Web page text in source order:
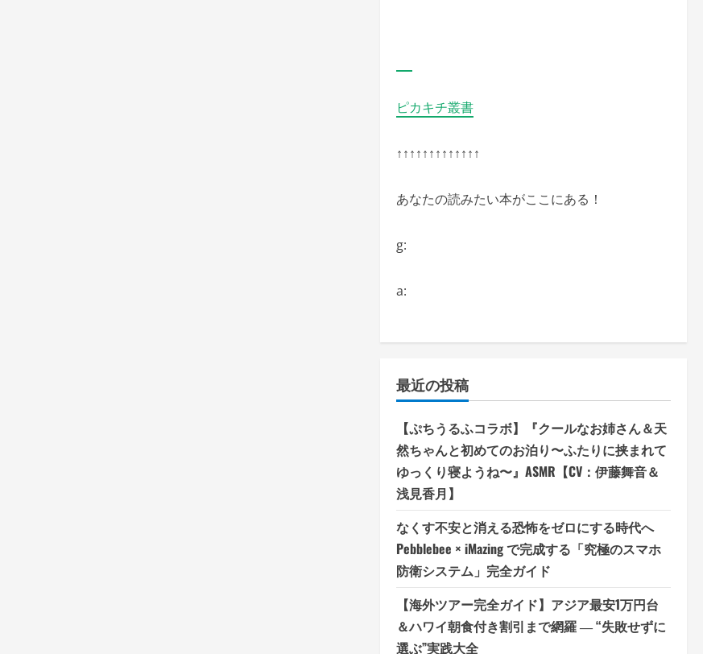
ピカキチ叢書
↑↑↑↑↑↑↑↑↑↑↑↑↑
あなたの読みたい本がここにある！
g:
a:
最近の投稿
【ぷちうるふコラボ】『クールなお姉さん＆天
然ちゃんと初めてのお泊り〜ふたりに挟まれて
ゆっくり寝ようね〜』ASMR【CV：伊藤舞音＆
浅見香月】
なくす不安と消える恐怖をゼロにする時代へ
Pebblebee × iMazing で完成する「究極のスマホ
防衛システム」完全ガイド
【海外ツアー完全ガイド】アジア最安1万円台
＆ハワイ朝食付き割引まで網羅 ― “失敗せずに
選ぶ”実践大全